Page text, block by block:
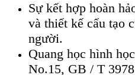
Sự kết hợp hoàn
và thiết kế cấu tạo
người.
Quang học hình
No.15, GB / T